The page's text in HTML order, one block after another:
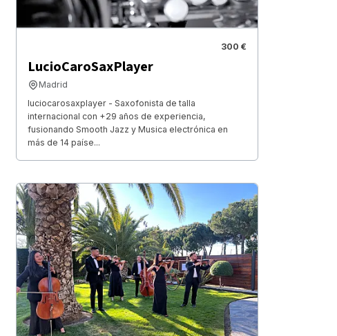
300 €
LucioCaroSaxPlayer
Madrid
luciocarosaxplayer - Saxofonista de talla
internacional con +29 años de experiencia,
fusionando Smooth Jazz y Musica electrónica en
más de 14 paíse...